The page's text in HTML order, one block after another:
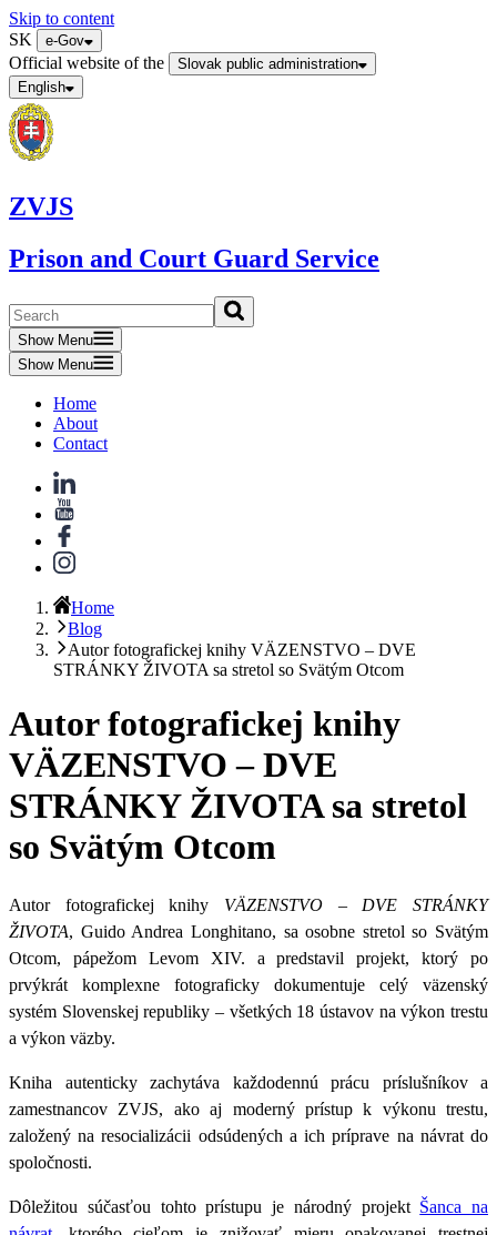
Skip to content
SK
e-Gov
Official website of the
Slovak public administration
English
ZVJS
Prison and Court Guard Service
Show Menu
Show Menu
Home
About
Contact
Home
Blog
Autor fotografickej knihy VÄZENSTVO – DVE
STRÁNKY ŽIVOTA sa stretol so Svätým Otcom
Autor fotografickej knihy
VÄZENSTVO – DVE
STRÁNKY ŽIVOTA sa stretol
so Svätým Otcom
Autor fotografickej knihy VÄZENSTVO – DVE STRÁNKY
ŽIVOTA, Guido Andrea Longhitano, sa osobne stretol so Svätým
Otcom, pápežom Levom XIV. a predstavil projekt, ktorý po
prvýkrát komplexne fotograficky dokumentuje celý väzenský
systém Slovenskej republiky – všetkých 18 ústavov na výkon trestu
a výkon väzby.
Kniha autenticky zachytáva každodennú prácu príslušníkov a
zamestnancov ZVJS, ako aj moderný prístup k výkonu trestu,
založený na resocializácii odsúdených a ich príprave na návrat do
spoločnosti.
Dôležitou súčasťou tohto prístupu je národný projekt Šanca na